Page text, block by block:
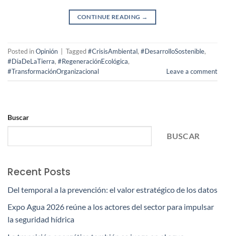
CONTINUE READING →
Posted inOpinión Tagged#CrisisAmbiental, #DesarrolloSostenible,
#DíaDeLaTierra, #RegeneraciónEcológica,
#TransformaciónOrganizacional
Leave a comment
Buscar
BUSCAR
Recent Posts
Del temporal a la prevención: el valor estratégico de los datos
Expo Agua 2026 reúne a los actores del sector para impulsar
la seguridad hídrica